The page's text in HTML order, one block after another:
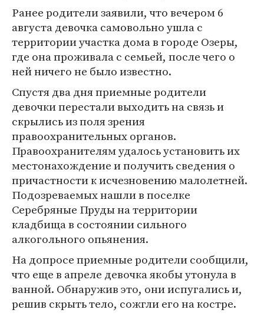
Ранее родители заявили, что вечером 6
августа девочка самовольно ушла с
территории участка дома в городе Озеры,
где она проживала с семьей, после чего о
ней ничего не было известно.
Спустя два дня приемные родители
девочки перестали выходить на связь и
скрылись из поля зрения
правоохранительных органов.
Правоохранителям удалось установить их
местонахождение и получить сведения о
причастности к исчезновению малолетней.
Подозреваемых нашли в поселке
Серебряные Пруды на территории
кладбища в состоянии сильного
алкогольного опьянения.
На допросе приемные родители сообщили,
что еще в апреле девочка якобы утонула в
ванной. Обнаружив это, они испугались и,
решив скрыть тело, сожгли его на костре.